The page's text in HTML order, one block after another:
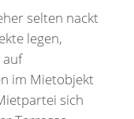
selten nackt
legen,
auf
im Mietobjekt
sich